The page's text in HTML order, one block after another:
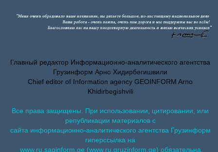
Главный редактор Информационно-аналитического агентства
Грузинформ Арно Хидирбегишвили
Chief editor of Information agency GEOINFORM Arno
Khidirbegishvili
Все права защищены. При использовании, цитировании, или
републикации материалов с
сайта информационно-аналитического агентства Грузинформ
гиперссылка на
www.ru.saqinform.ge (www.ru.gruzinform.ge) обязательна.